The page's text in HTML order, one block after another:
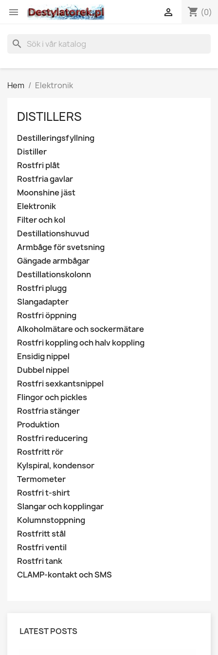
 shopping_cart (0)

search
Hem Elektronik
DISTILLERS
Destilleringsfyllning
Distiller
Rostfri plåt
Rostfria gavlar
Moonshine jäst
Elektronik
Filter och kol
Destillationshuvud
Armbåge för svetsning
Gängade armbågar
Destillationskolonn
Rostfri plugg
Slangadapter
Rostfri öppning
Alkoholmätare och sockermätare
Rostfri koppling och halv koppling
Ensidig nippel
Dubbel nippel
Rostfri sexkantsnippel
Flingor och pickles
Rostfria stänger
Produktion
Rostfri reducering
Rostfritt rör
Kylspiral, kondensor
Termometer
Rostfri t-shirt
Slangar och kopplingar
Kolumnstoppning
Rostfritt stål
Rostfri ventil
Rostfri tank
CLAMP-kontakt och SMS
LATEST POSTS